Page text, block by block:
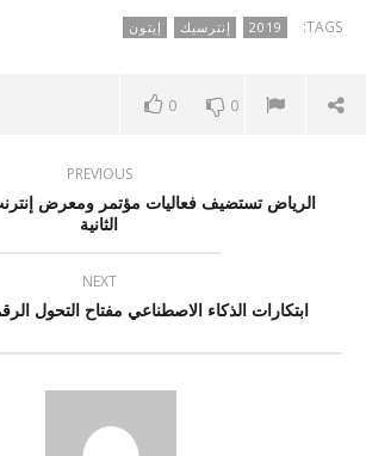
TAGS:
2019 إنترسيك إيتون
0 0
PREVIOUS
الرياض تستضيف فعاليات مؤتمر ومعرض
الثانية
NEXT
ابتكارات الذكاء الاصطناعي مفتاح التحول